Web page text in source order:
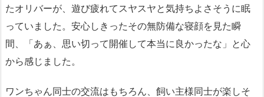
たオリバーが、遊び疲れてスヤスヤと気持ちよさそうに眠
っていました。安心しきったその無防備な寝顔を見た瞬
間、「あぁ、思い切って開催して本当に良かったな」と心
から感じました。
ワンちゃん同士の交流はもちろん、飼い主様同士が楽しそ